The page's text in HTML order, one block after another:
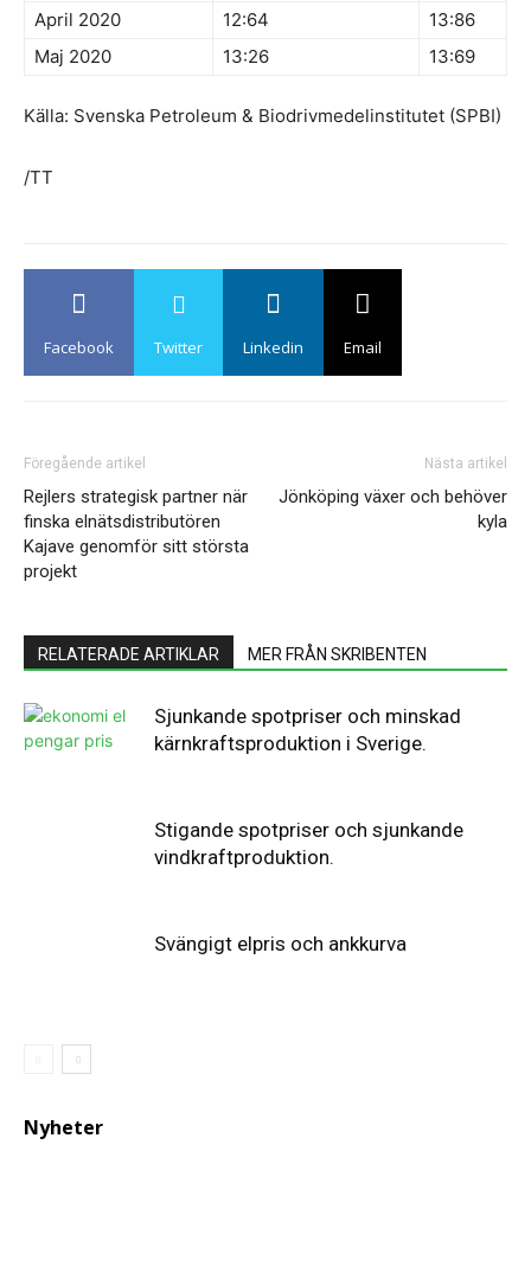
April 2020
12:64
13:86
Maj 2020
13:26 13:69
Källa: Svenska Petroleum & Biodrivmedelinstitutet (SPBI)
/TT
Facebook Twitter Linkedin Email
Föregående artikel
Rejlers strategisk partner när
finska elnätsdistributören
Kajave genomför sitt största
projekt
Nästa artikel
​Jönköping växer och behöver
kyla
RELATERADE ARTIKLAR MER FRÅN SKRIBENTEN
Sjunkande spotpriser och minskad
kärnkraftsproduktion i Sverige.
Stigande spotpriser och sjunkande
vindkraftproduktion.
Svängigt elpris och ankkurva
Nyheter